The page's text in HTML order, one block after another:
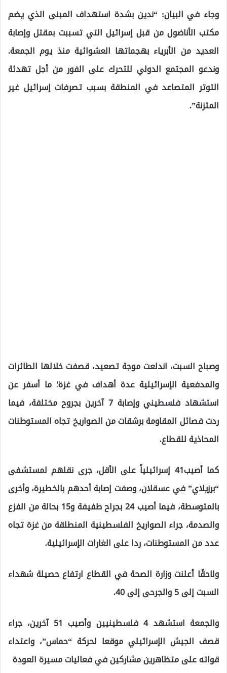
وجاء في البيان: “ندين بشدة استهداف المبنى الذي يضم
مكتب الأناضول من قبل إسرائيل التي تسببت بمقتل وإصابة
العديد من الأبرياء بهجماتها العشوائية منذ يوم الجمعة.
وندعو المجتمع الدولي للتحرك على الفور من أجل تهدئة
التوتر المتصاعد في المنطقة بسبب تصرفات إسرائيل غير
المتزنة”.
وصباح السبت، اندلعت موجة تصعيد، قصفت خلالها الطائرات
والمدفعية الإسرائيلية عدة أهداف في غزة؛ ما أسفر عن
استشهاد فلسطيني وإصابة 7 آخرين بجروح مختلفة، فيما
ردت فصائل المقاومة برشقات من الصواريخ تجاه المستوطنات
المحاذية للقطاع.
كما أصيب41 إسرائيلياً على الأقل، جرى نقلهم لمستشفى
“برزيلاي” في عسقلان، وصفت إصابة أحدهم بالخطيرة، وأخرى
بالمتوسطة، فيما أصيب 24 بجراح طفيفة و15 بحالة من الفزع
والصدمة، جراء الصواريخ الفلسطينية المنطلقة من غزة تجاه
عدد من المستوطنات، ردا على الغارات الإسرائيلية.
ولاحقًا أعلنت وزارة الصحة في القطاع ارتفاع حصيلة شهداء
السبت إلى 5 والجرحى إلى 40.
والجمعة استشهد 4 فلسطينيين وأصيب 51 آخرين، جراء
قصف الجيش الإسرائيلي موقعا لحركة “حماس”، واعتداء
قواته على متظاهرين مشاركين في فعاليات مسيرة العودة